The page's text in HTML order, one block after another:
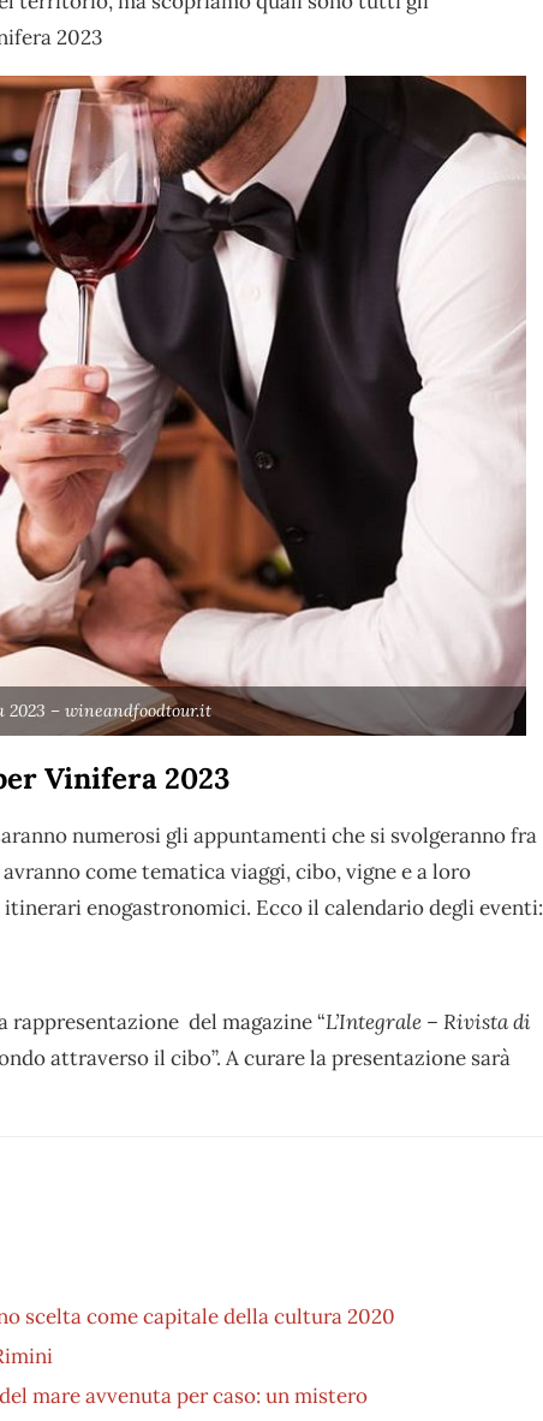
2023
2023 – wineandfoodtour.it
Vinifera 2023
numerosi gli appuntamenti che si svolgeranno fra
come tematica viaggi, cibo, vigne e a loro
enogastronomici. Ecco il calendario degli eventi:
rappresentazione del magazine “L’Integrale – Rivista di
attraverso il cibo”. A curare la presentazione sarà
scelta come capitale della cultura 2020
mare avvenuta per caso: un mistero